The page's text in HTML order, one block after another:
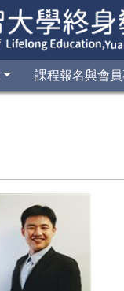
課程報名與會